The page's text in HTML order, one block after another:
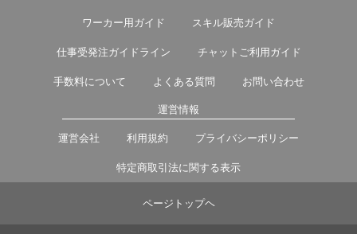
ワーカー用ガイド スキル販売ガイド
仕事受発注ガイドライン チャットご利用ガイド
手数料について よくある質問 お問い合わせ
運営情報
運営会社 利用規約 プライバシーポリシー
特定商取引法に関する表示
ページトップヘ